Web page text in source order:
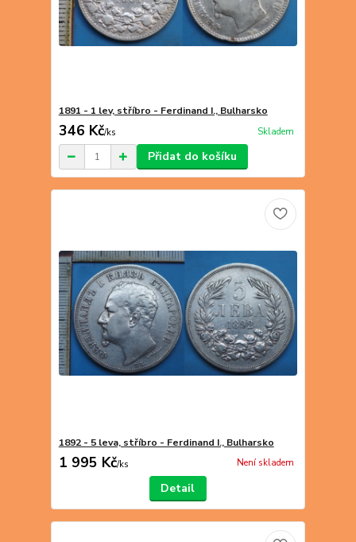
1891 - 1 lev, stříbro - Ferdinand I., Bulharsko
346 Kč/ks Skladem
Přidat do košíku
1892 - 5 leva, stříbro - Ferdinand I., Bulharsko
1 995 Kč/ks Není skladem
Detail